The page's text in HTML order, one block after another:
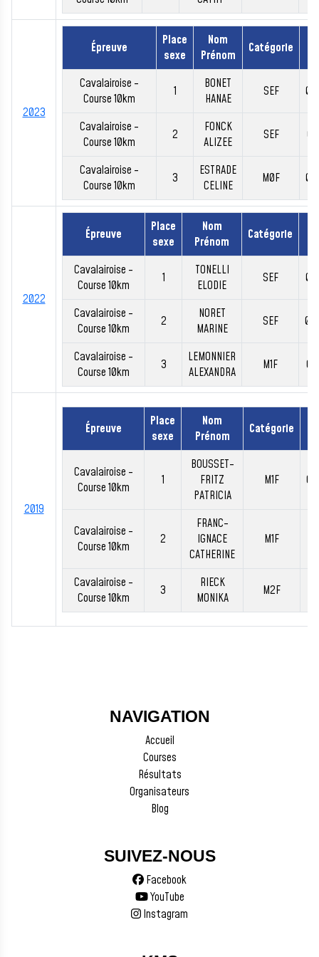
2023
Épreuve
Place
sexe
Nom
Prénom
Catégorie
Cavalairoise -
Course 10km
1
BONET
HANAE
SEF
Cavalairoise -
Course 10km
2
FONCK
ALIZEE
SEF
Cavalairoise -
Course 10km
3
ESTRADE
CELINE
M0F
2022
Épreuve
Place
sexe
Nom
Prénom
Catégorie
Cavalairoise -
Course 10km
1
TONELLI
ELODIE
SEF
Cavalairoise -
Course 10km
2
NORET
MARINE
SEF
Cavalairoise -
Course 10km
3
LEMONNIER
ALEXANDRA
M1F
2019
Épreuve
Place
sexe
Nom
Prénom
Catégorie
Cavalairoise -
Course 10km
1
BOUSSET-
FRITZ
PATRICIA
M1F
Cavalairoise -
Course 10km
2
FRANC-
IGNACE
CATHERINE
M1F
Cavalairoise -
Course 10km
3
RIECK
MONIKA
M2F
NAVIGATION
Accueil
Courses
Résultats
Organisateurs
Blog
SUIVEZ-NOUS
Facebook
YouTube
Instagram